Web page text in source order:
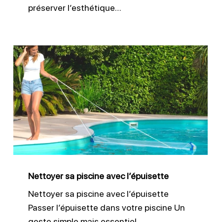
préserver l’esthétique…
Nettoyer
sa
piscine
avec
l’épuisette
Nettoyer sa piscine avec l’épuisette
Nettoyer sa piscine avec l’épuisette
Passer l’épuisette dans votre piscine Un